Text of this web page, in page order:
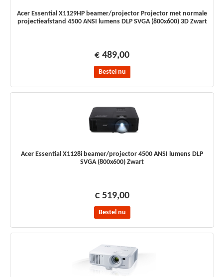
Acer Essential X1129HP beamer/projector Projector met normale
projectieafstand 4500 ANSI lumens DLP SVGA (800x600) 3D Zwart
€ 489,00
Bestel nu
Acer Essential X1128i beamer/projector 4500 ANSI lumens DLP
SVGA (800x600) Zwart
€ 519,00
Bestel nu